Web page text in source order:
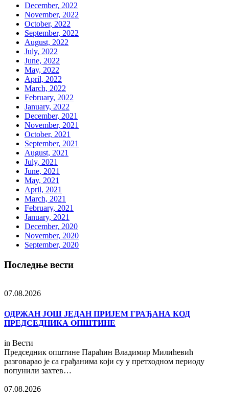
December, 2022
November, 2022
October, 2022
September, 2022
August, 2022
July, 2022
June, 2022
May, 2022
April, 2022
March, 2022
February, 2022
January, 2022
December, 2021
November, 2021
October, 2021
September, 2021
August, 2021
July, 2021
June, 2021
May, 2021
April, 2021
March, 2021
February, 2021
January, 2021
December, 2020
November, 2020
September, 2020
Последње вести
07.08.2026
ОДРЖАН ЈОШ ЈЕДАН ПРИЈЕМ ГРАЂАНА КОД
ПРЕДСЕДНИКА ОПШТИНЕ
in Вести
Председник општине Параћин Владимир Милићевић
разговарао је са грађанима који су у претходном периоду
попунили захтев…
07.08.2026